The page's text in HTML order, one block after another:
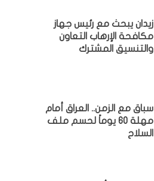
زيدان يبحث مع رئيس جهاز
مكافحة الإرهاب التعاون
والتنسيق المشترك
سباق مع الزمن.. العراق أمام
مهلة 60 يوماً لحسم ملف
السلاح